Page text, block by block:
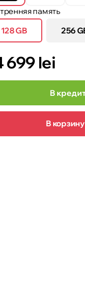
память
128 GB
256
699 lei
В
В корзину